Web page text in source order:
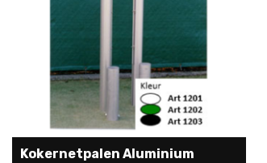
Kokernetpalen Aluminium